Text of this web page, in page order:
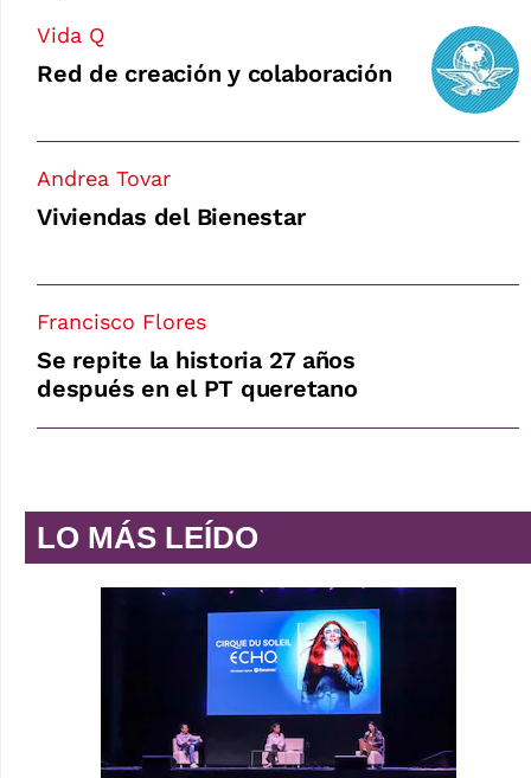
Vida Q
Red de creación y colaboración
Andrea Tovar
Viviendas del Bienestar
Francisco Flores
Se repite la historia 27 años
después en el PT queretano
LO MÁS LEÍDO